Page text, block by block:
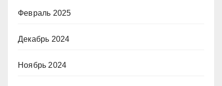
Февраль 2025
Декабрь 2024
Ноябрь 2024